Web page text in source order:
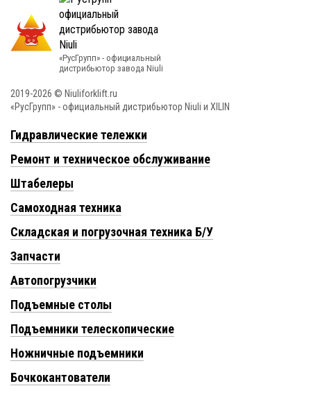
«РусГрупп» - официальный
диcтрибьютор завода Niuli
2019-2026 © Niuliforklift.ru
«РусГрупп» - официальный диcтрибьютор Niuli и XILIN
Гидравлические тележки
Ремонт и техническое обслуживание
Штабелеры
Самоходная техника
Складская и погрузочная техника Б/У
Запчасти
Автопогрузчики
Подъемные столы
Подъемники телескопические
Ножничные подъемники
Бочкокантователи